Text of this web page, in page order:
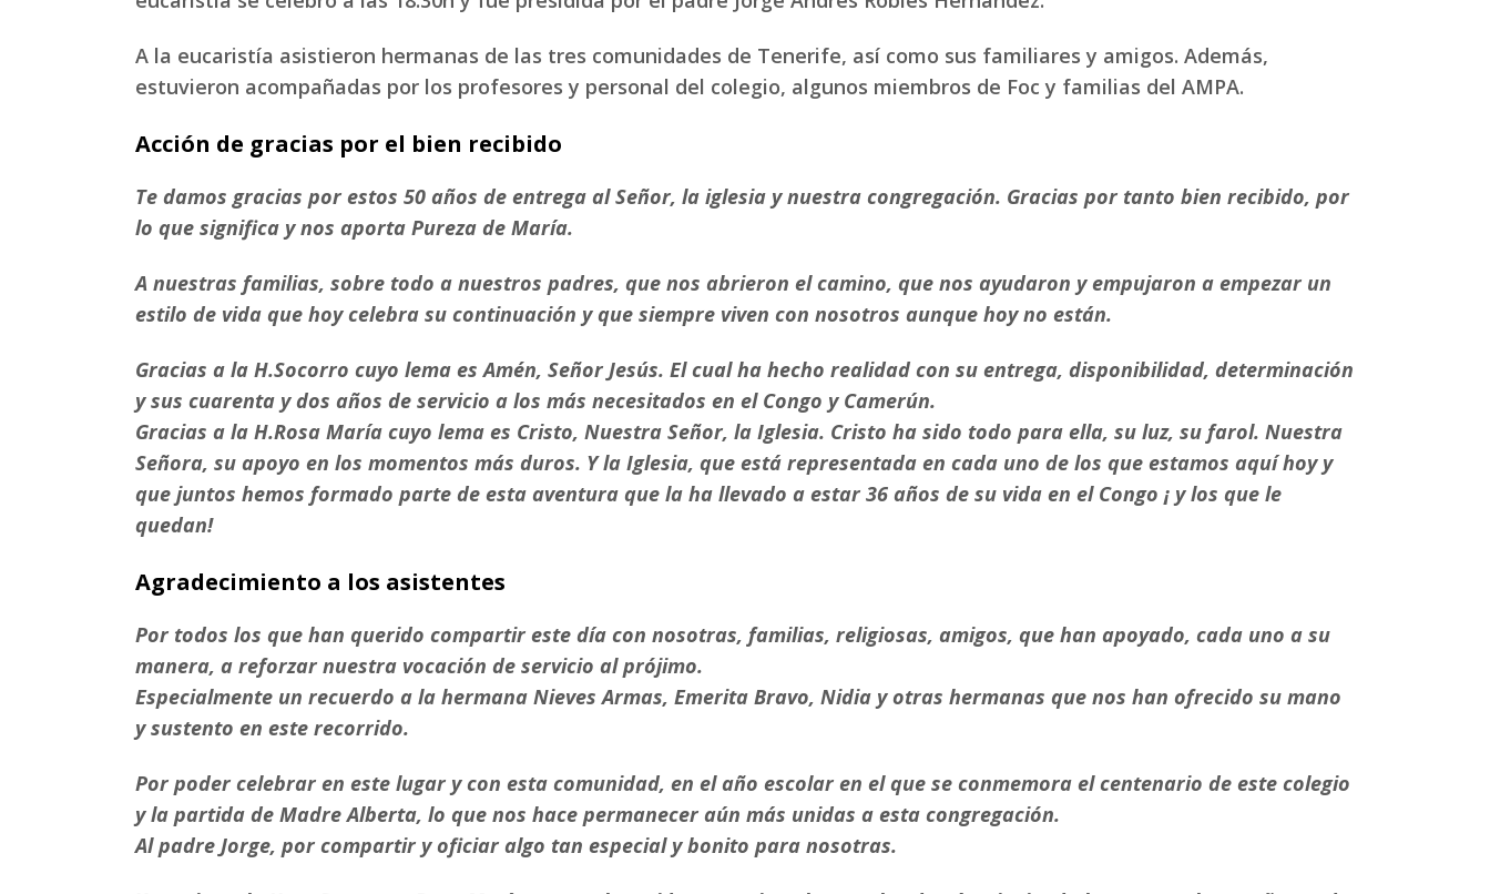
A la eucaristía asistieron hermanas de las tres comunidades de Tenerife, así como sus familiares y amigos. Además,
estuvieron acompañadas por los profesores y personal del colegio, algunos miembros de Foc y familias del AMPA.
Acción de gracias por el bien recibido
Te damos gracias por estos 50 años de entrega al Señor, la iglesia y nuestra congregación. Gracias por tanto bien recibido, por
lo que significa y nos aporta Pureza de María.
A nuestras familias, sobre todo a nuestros padres, que nos abrieron el camino, que nos ayudaron y empujaron a empezar un
estilo de vida que hoy celebra su continuación y que siempre viven con nosotros aunque hoy no están.
Gracias a la H.Socorro cuyo lema es Amén, Señor Jesús. El cual ha hecho realidad con su entrega, disponibilidad, determinación
y sus cuarenta y dos años de servicio a los más necesitados en el Congo y Camerún.
Gracias a la H.Rosa María cuyo lema es Cristo, Nuestra Señor, la Iglesia. Cristo ha sido todo para ella, su luz, su farol. Nuestra
Señora, su apoyo en los momentos más duros. Y la Iglesia, que está representada en cada uno de los que estamos aquí hoy y
que juntos hemos formado parte de esta aventura que la ha llevado a estar 36 años de su vida en el Congo ¡ y los que le
quedan!
Agradecimiento a los asistentes
Por todos los que han querido compartir este día con nosotras, familias, religiosas, amigos, que han apoyado, cada uno a su
manera, a reforzar nuestra vocación de servicio al prójimo.
Especialmente un recuerdo a la hermana Nieves Armas, Emerita Bravo, Nidia y otras hermanas que nos han ofrecido su mano
y sustento en este recorrido.
Por poder celebrar en este lugar y con esta comunidad, en el año escolar en el que se conmemora el centenario de este colegio
y la partida de Madre Alberta, lo que nos hace permanecer aún más unidas a esta congregación.
Al padre Jorge, por compartir y oficiar algo tan especial y bonito para nosotras.